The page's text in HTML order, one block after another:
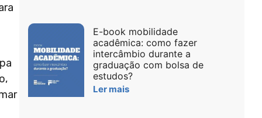
E-book mobilidade
acadêmica: como fazer
intercâmbio durante a
graduação com bolsa de
estudos?
Ler mais